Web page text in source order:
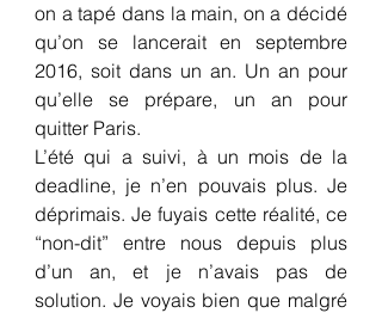
on a tapé dans la main, on a décidé
qu’on se lancerait en septembre
2016, soit dans un an. Un an pour
qu’elle se prépare, un an pour
quitter Paris.
L’été qui a suivi, à un mois de la
deadline, je n’en pouvais plus. Je
déprimais. Je fuyais cette réalité, ce
“non-dit” entre nous depuis plus
d’un an, et je n’avais pas de
solution. Je voyais bien que malgré